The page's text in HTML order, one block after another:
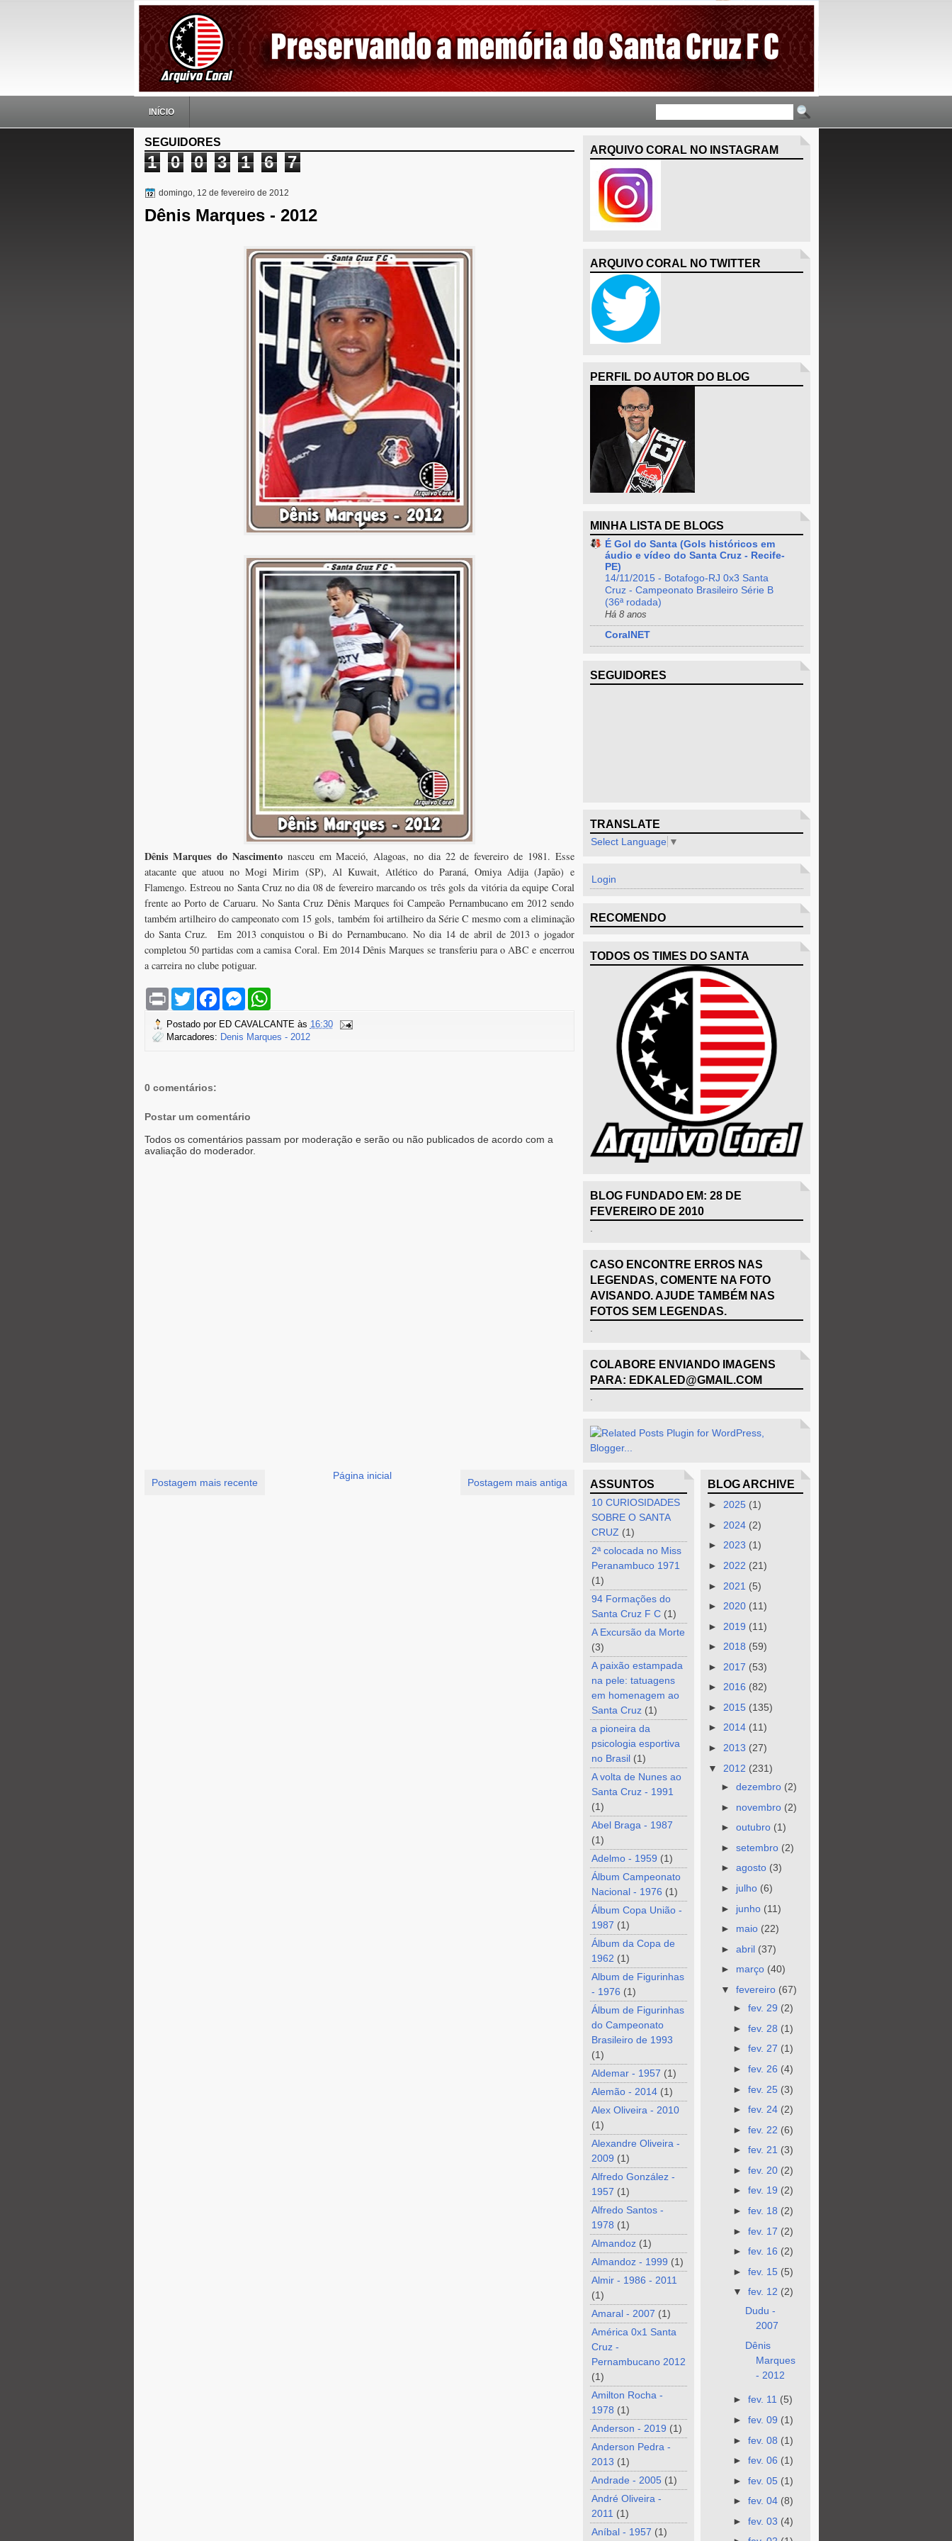
INÍCIO
SEGUIDORES
1 0 0 3 1 6 7
domingo, 12 de fevereiro de 2012
Dênis Marques - 2012
Dênis Marques do Nascimentonasceu em Maceió, Alagoas, no dia 22 de fevereiro de 1981. Esse
atacante que atuou no Mogi Mirim (SP), Al Kuwait, Atlético do Paraná, Omiya Adija (Japão) e
Flamengo. Estreou no Santa Cruz no dia 08 de fevereiro marcando os três gols da vitória da equipe Coral
frente ao Porto de Caruaru. No Santa Cruz Dênis Marques foi Campeão Pernambucano em 2012 sendo
também artilheiro do campeonato com 15 gols,também foi artilheiro da Série C mesmo com a eliminação
do Santa Cruz.
Em 2013 conquistou o Bi do Pernambucano. No dia 14 de abril de 2013 o jogador
completou 50 partidas com a camisa Coral. Em 2014 Dênis Marques se transferiu para o ABC e encerrou
a carreira no clube potiguar.
P
n
t
T
w
t
t
F
e
b
M
s
e
W
t
s
Postado por ED CAVALCANTE às 16:30
Marcadores: Denis Marques - 2012
0 comentários:
Postar um comentário
Todos os comentários passam por moderação e serão ou não publicados de acordo com a
avaliação do moderador.
Postagem mais recente Postagem mais antiga
Página inicial
ARQUIVO CORAL NO INSTAGRAM
ARQUIVO CORAL NO TWITTER
PERFIL DO AUTOR DO BLOG
MINHA LISTA DE BLOGS
É Gol do Santa (Gols históricos em
áudio e vídeo do Santa Cruz - Recife-
PE)
14/11/2015 - Botafogo-RJ 0x3 Santa
Cruz - Campeonato Brasileiro Série B
(36ª rodada)
Há 8 anos
CoralNET
SEGUIDORES
TRANSLATE
Select Language ▼
Login
RECOMENDO
TODOS OS TIMES DO SANTA
BLOG FUNDADO EM: 28 DE
FEVEREIRO DE 2010
CASO ENCONTRE ERROS NAS
LEGENDAS, COMENTE NA FOTO
AVISANDO. AJUDE TAMBÉM NAS
FOTOS SEM LEGENDAS.
COLABORE ENVIANDO IMAGENS
PARA: EDKALED@GMAIL.COM
ASSUNTOS
10 CURIOSIDADES
SOBRE O SANTA
CRUZ (1)
2ª colocada no Miss
Peranambuco 1971
(1)
94 Formações do
Santa Cruz F C (1)
A Excursão da Morte
(3)
A paixão estampada
na pele: tatuagens
em homenagem ao
Santa Cruz (1)
a pioneira da
psicologia esportiva
no Brasil (1)
A volta de Nunes ao
Santa Cruz - 1991
(1)
Abel Braga - 1987
(1)
Adelmo - 1959 (1)
Álbum Campeonato
Nacional - 1976 (1)
Álbum Copa União -
1987 (1)
Álbum da Copa de
1962 (1)
Album de Figurinhas
- 1976 (1)
Álbum de Figurinhas
do Campeonato
Brasileiro de 1993
(1)
Aldemar - 1957 (1)
Alemão - 2014 (1)
Alex Oliveira - 2010
(1)
Alexandre Oliveira -
2009 (1)
Alfredo González -
1957 (1)
Alfredo Santos -
1978 (1)
Almandoz (1)
Almandoz - 1999 (1)
Almir - 1986 - 2011
(1)
Amaral - 2007 (1)
América 0x1 Santa
Cruz -
Pernambucano 2012
(1)
Amilton Rocha -
1978 (1)
Anderson - 2019 (1)
Anderson Pedra -
2013 (1)
Andrade - 2005 (1)
André Oliveira -
2011 (1)
Aníbal - 1957 (1)
BLOG ARCHIVE
►2025 (1)
► 2024 (2)
►2023 (1)
► 2022 (21)
► 2021 (5)
► 2020 (11)
► 2019 (11)
►2018 (59)
► 2017 (53)
►2016 (82)
► 2015 (135)
►2014 (11)
► 2013 (27)
▼ 2012 (231)
► dezembro (2)
► novembro (2)
► outubro (1)
► setembro (2)
► agosto (3)
► julho (6)
► junho (11)
► maio (22)
► abril (37)
► março (40)
▼ fevereiro (67)
► fev. 29 (2)
► fev. 28 (1)
► fev. 27 (1)
► fev. 26 (4)
► fev. 25 (3)
► fev. 24 (2)
► fev. 22 (6)
► fev. 21 (3)
► fev. 20 (2)
► fev. 19 (2)
► fev. 18 (2)
► fev. 17 (2)
► fev. 16 (2)
► fev. 15 (5)
▼ fev. 12 (2)
Dudu -
2007
Dênis
Marques
- 2012
► fev. 11 (5)
► fev. 09 (1)
► fev. 08 (1)
► fev. 06 (1)
► fev. 05 (1)
► fev. 04 (8)
► fev. 03 (4)